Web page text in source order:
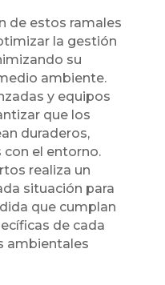
de estos ramales
la gestión
su
ambiente.
y equipos
que los
duraderos,
el entorno.
realiza un
situación para
que cumplan
de cada
ambientales